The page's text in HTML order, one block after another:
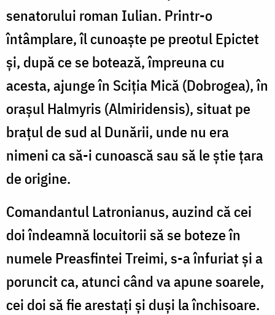
senatorului roman Iulian. Printr-o
întâmplare, îl cunoaște pe preotul Epictet
și, după ce se botează, împreuna cu
acesta, ajunge în Sciţia Mică (Dobrogea), în
oraşul Halmyris (Almiridensis), situat pe
braţul de sud al Dunării, unde nu era
nimeni ca să-i cunoască sau să le știe țara
de origine.
Comandantul Latronianus, auzind că cei
doi îndeamnă locuitorii să se boteze în
numele Preasfintei Treimi, s-a înfuriat și a
poruncit ca, atunci când va apune soarele,
cei doi să fie arestați și duși la închisoare.